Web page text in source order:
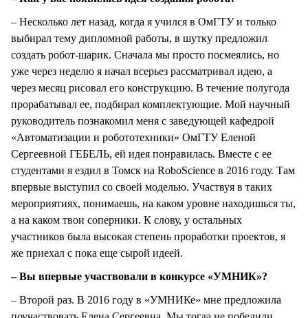
– Несколько лет назад, когда я учился в ОмГТУ и только
выбирал тему дипломной работы, в шутку предложил
создать робот-шарик. Сначала мы просто посмеялись, но
уже через неделю я начал всерьез рассматривал идею, а
через месяц рисовал его конструкцию. В течение полугода
прорабатывал ее, подбирал комплектующие. Мой научный
руководитель познакомил меня с заведующей кафедрой
«Автоматизации и робототехники» ОмГТУ Еленой
Сергеевной ГЕБЕЛЬ, ей идея понравилась. Вместе с ее
студентами я ездил в Томск на RoboScience в 2016 году. Там
впервые выступил со своей моделью. Участвуя в таких
мероприятиях, понимаешь, на каком уровне находишься ты,
а на каком твои соперники. К слову, у остальных
участников была высокая степень проработки проектов, я
же приехал с пока еще сырой идеей.
– Вы впервые участвовали в конкурсе «УМНИК»?
– Второй раз. В 2016 году в «УМНИКе» мне предложила